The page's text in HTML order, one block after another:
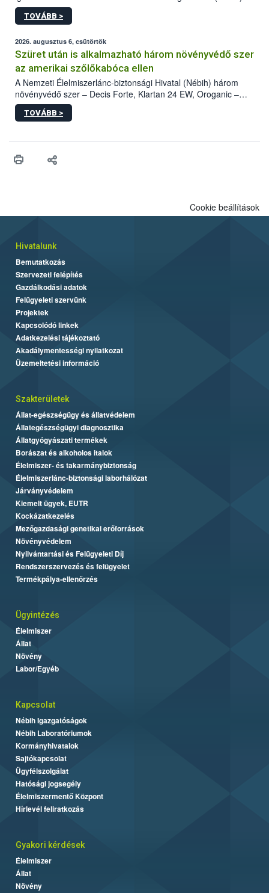
kőrisrontó karcsúdíszbogár (Agrilus planipennis) jelenlétét. A
kártevőt nem csak színcsapdában találták meg, de már fertőzött
az intenzív felderítést, emellett az intézkedéseket a szlovák
hatósággal is összehangolják a terjedés megállítása érdekében.
TOVÁBB >
2026. augusztus 6, csütörtök
Szüret után is alkalmazható három növényvédő szer
az amerikai szőlőkabóca ellen
A Nemzeti Élelmiszerlánc-biztonsági Hivatal (Nébih) három
növényvédő szer – Decis Forte, Klartan 24 EW, Oroganic –
engedélyokiratát módosította, így azok a szüretet követően,
egészen a vesszőérettség (BBCH 91) stádiumáig
érésű szőlőkben is legyen lehetőség a károsító elleni további
felhasználók számára is elérhető és ökológiai termesztésben is
TOVÁBB >
Cookie beállítások
Hivatalunk
Bemutatkozás
Szervezeti felépítés
Gazdálkodási adatok
Felügyeleti szervünk
Projektek
Kapcsolódó linkek
Adatkezelési tájékoztató
Akadálymentességi nyilatkozat
Üzemeltetési információ
Szakterületek
Állat-egészségügy és állatvédelem
Állategészségügyi diagnosztika
Állatgyógyászati termékek
Borászat és alkoholos italok
Élelmiszer- és takarmánybiztonság
Élelmiszerlánc-biztonsági laborhálózat
Járványvédelem
Kiemelt ügyek, EUTR
Kockázatkezelés
Mezőgazdasági genetikai erőforrások
Növényvédelem
Nyilvántartási és Felügyeleti Díj
Rendszerszervezés és felügyelet
Termékpálya-ellenőrzés
Ügyintézés
Élelmiszer
Állat
Növény
Labor/Egyéb
Kapcsolat
Nébih Igazgatóságok
Nébih Laboratóriumok
Kormányhivatalok
Sajtókapcsolat
Ügyfélszolgálat
Hatósági jogsegély
Élelmiszermentő Központ
Hírlevél feliratkozás
Gyakori kérdések
Élelmiszer
Állat
Növény